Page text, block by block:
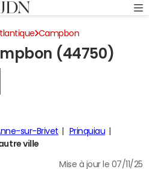
Campbon
(44750)
sur-Brivet
Prinquiau
ville
Mise à jour le 07/11/25